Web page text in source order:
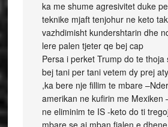
ka me shume agresivitet duke
teknike mjaft tenjohur ne keto
vazhdimisht kundershtarin dhe
lere palen tjeter qe bej cap
Persa i perket Trump do te thoja
bej tani per tani vetem dy prej
,ka bere nje fillim te mbare
amerikan ne kufirin me Mexiken
ne eliminim te IS -keto do ti
mbare se ai mban fjalen e